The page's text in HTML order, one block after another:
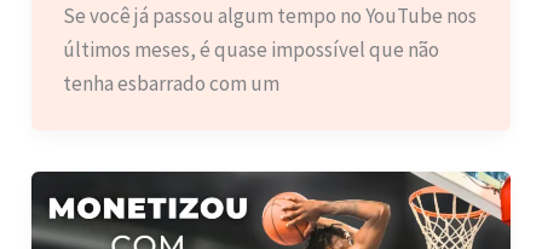
Se você já passou algum tempo no YouTube nos
últimos meses, é quase impossível que não
tenha esbarrado com um